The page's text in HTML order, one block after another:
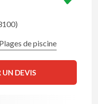
de piscine
UN DEVIS